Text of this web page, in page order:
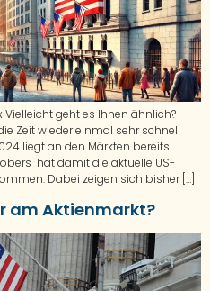
Vielleicht geht es Ihnen ähnlich?
Zeit wieder einmal sehr schnell
liegt an den Märkten bereits
hat damit die aktuelle US-
Dabei zeigen sich bisher […]
am Aktienmarkt?